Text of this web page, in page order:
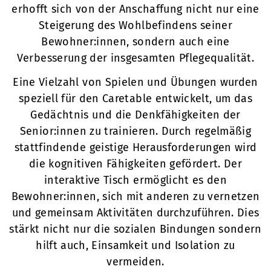
erhofft sich von der Anschaffung nicht nur eine
Steigerung des Wohlbefindens seiner
Bewohner:innen, sondern auch eine
Verbesserung der insgesamten Pflegequalität.
Eine Vielzahl von Spielen und Übungen wurden
speziell für den Caretable entwickelt, um das
Gedächtnis und die Denkfähigkeiten der
Senior:innen zu trainieren. Durch regelmäßig
stattfindende geistige Herausforderungen wird
die kognitiven Fähigkeiten gefördert. Der
interaktive Tisch ermöglicht es den
Bewohner:innen, sich mit anderen zu vernetzen
und gemeinsam Aktivitäten durchzuführen. Dies
stärkt nicht nur die sozialen Bindungen sondern
hilft auch, Einsamkeit und Isolation zu
vermeiden.